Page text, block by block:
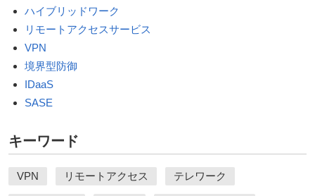
ハイブリッドワーク
リモートアクセスサービス
VPN
境界型防御
IDaaS
SASE
キーワード
VPN リモートアクセス テレワーク